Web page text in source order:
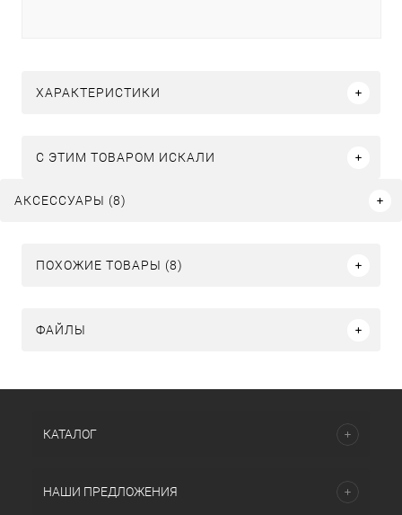
ХАРАКТЕРИСТИКИ
C ЭТИМ ТОВАРОМ ИСКАЛИ
АКСЕССУАРЫ (8)
ПОХОЖИЕ ТОВАРЫ (8)
ФАЙЛЫ
КАТАЛОГ
НАШИ ПРЕДЛОЖЕНИЯ